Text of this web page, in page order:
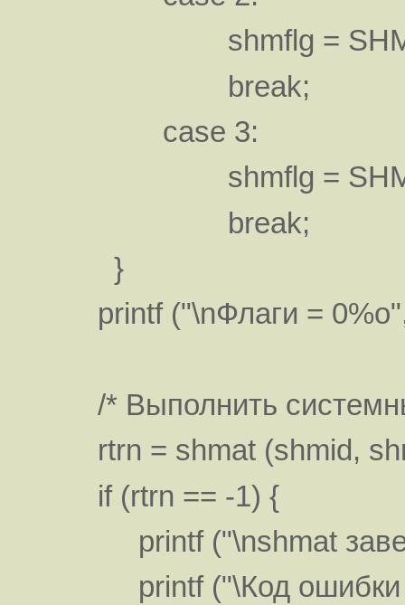
shmflg =
break;
case 3:
shmflg =
break;
}
printf ("\nФлаги =
/* Выполнить
rtrn = shmat (shmid,
if (rtrn == -1) {
printf ("\nshmat
printf ("\Код ошибки =